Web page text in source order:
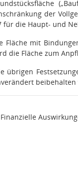
der
für die Haupt- und
Fläche mit
die Fläche zum
übrigen
beibehalten
Finanzielle